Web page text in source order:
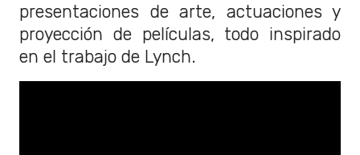
presentaciones de arte, actuaciones y
proyección de películas, todo inspirado
en el trabajo de Lynch.